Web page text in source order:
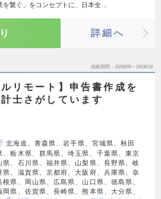
を繋ぐ」をコンセプトに、日本全…
詳細へ
掲載期間 26/08/05～26/08/18
リモート】申告書作成を
士さがしています
北海道、青森県、岩手県、宮城県、秋田
、栃木県、群馬県、埼玉県、千葉県、東京
、石川県、福井県、山梨県、長野県、岐
、滋賀県、京都府、大阪府、兵庫県、奈
県、岡山県、広島県、山口県、徳島県、
県、佐賀県、長崎県、熊本県、大分県、